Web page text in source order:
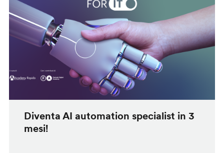
Diventa AI automation specialist in 3
mesi!